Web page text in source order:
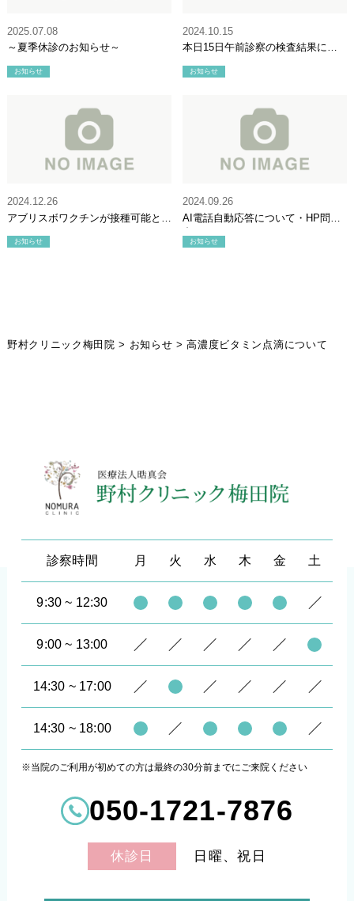
～夏季休診のお知らせ～
2025.07.08
お知らせ
本日15日午前診察の検査結果につ
2024.10.15
お知らせ
アブリスボワクチンが接種可能とな
2024.12.26
お知らせ
AI電話自動応答について・HP問い
合わせについて
2024.09.26
お知らせ
野村クリニック梅田院 > お知らせ >高濃度ビタミン点滴について
診察時間 月 火 水 木 金 土
9:30 ~ 12:30
9:00 ~ 13:00
14:30 ~ 17:00
14:30 ~ 18:00
※当院のご利用が初めての方は最終の30分前までにご来院ください
050-1721-7876
休診日 日曜、祝日